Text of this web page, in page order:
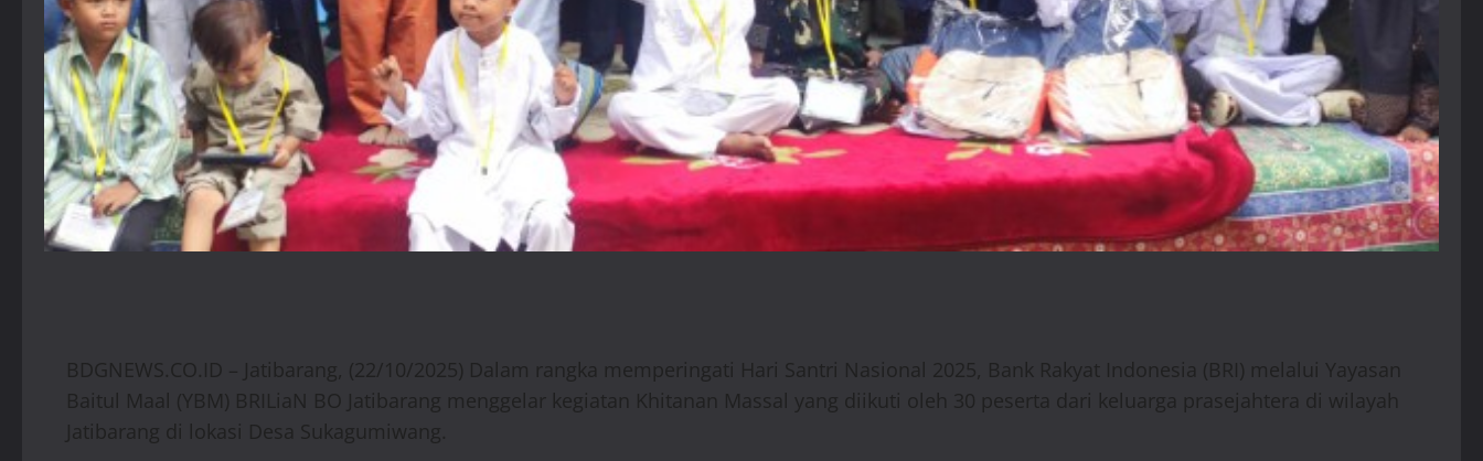
BDGNEWS.CO.ID – Jatibarang, (22/10/2025) Dalam rangka memperingati Hari Santri Nasional 2025, Bank Rakyat Indonesia (BRI) melalui Yayasan
Baitul Maal (YBM) BRILiaN BO Jatibarang menggelar kegiatan Khitanan Massal yang diikuti oleh 30 peserta dari keluarga prasejahtera di wilayah
Jatibarang di lokasi Desa Sukagumiwang.